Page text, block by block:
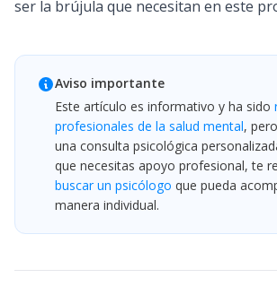
ser la brújula que necesitan en este
Aviso importante
Este artículo es informativo y ha sido
profesionales de la salud mental,
una consulta psicológica
que necesitas apoyo profesional, te
buscar un psicólogo que pueda
manera individual.